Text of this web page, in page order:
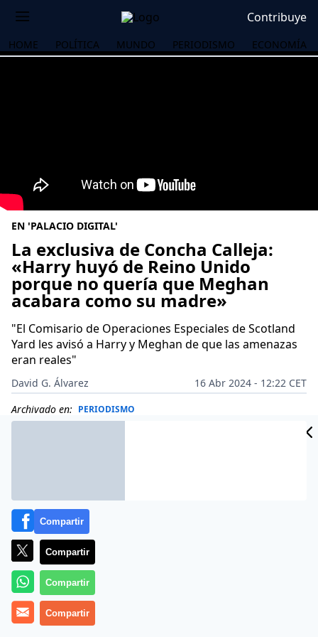
Contribuye
HOME POLÍTICA MUNDO PERIODISMO ECONOMÍA
EN 'PALACIO DIGITAL'
La exclusiva de Concha Calleja:
«Harry huyó de Reino Unido
porque no quería que Meghan
acabara como su madre»
"El Comisario de Operaciones Especiales de Scotland
Yard les avisó a Harry y Meghan de que las amenazas
eran reales"
David G. Álvarez
16 Abr 2024 - 12:22 CET
Archivado en: PERIODISMO
Compartir
Compartir
Compartir
Compartir